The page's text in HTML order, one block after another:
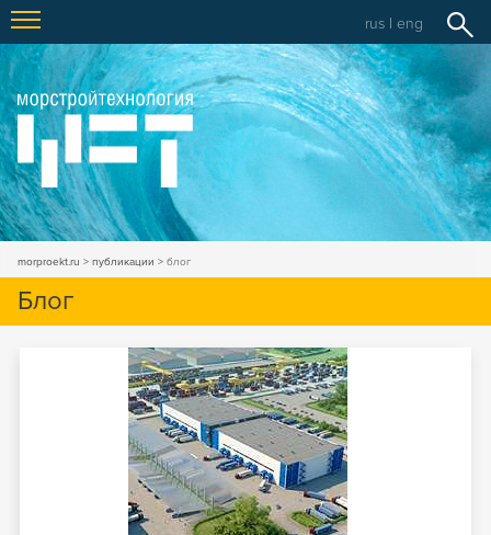
rus | eng
morproekt.ru публикации блог
Блог